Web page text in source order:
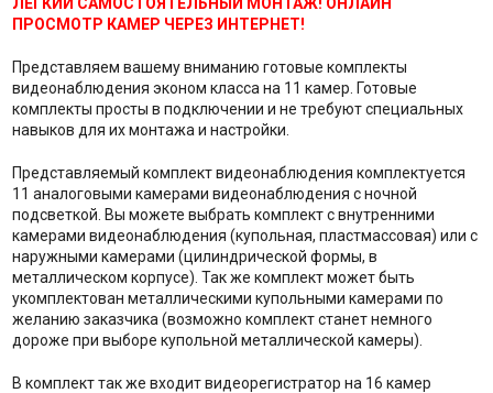
ПРОСМОТР КАМЕР ЧЕРЕЗ ИНТЕРНЕТ!
Представляем вашему вниманию готовые комплекты
видеонаблюдения эконом класса на 11 камер. Готовые
комплекты просты в подключении и не требуют специальных
навыков для их монтажа и настройки.
Представляемый комплект видеонаблюдения комплектуется
11 аналоговыми камерами видеонаблюдения с ночной
подсветкой. Вы можете выбрать комплект с внутренними
камерами видеонаблюдения (купольная, пластмассовая) или с
наружными камерами (цилиндрической формы, в
металлическом корпусе). Так же комплект может быть
укомплектован металлическими купольными камерами по
желанию заказчика (возможно комплект станет немного
дороже при выборе купольной металлической камеры).
В комплект так же входит видеорегистратор на 16 камер